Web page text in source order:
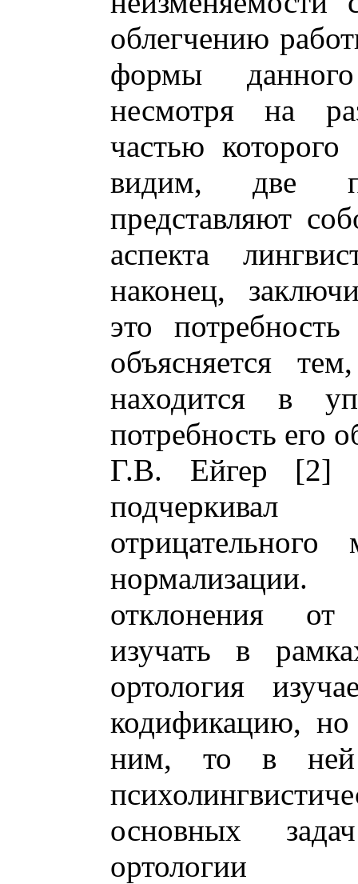
облегчению
формы
несмотря на
частью
видим, две
представляют
аспекта
наконец,
это
объясняется
находится в
потребность его
Г.В. Ейгер [2]
подчеркивал
отклонения
изучать в
ортология
кодификацию,
ним, то в ней
основных
ортологии